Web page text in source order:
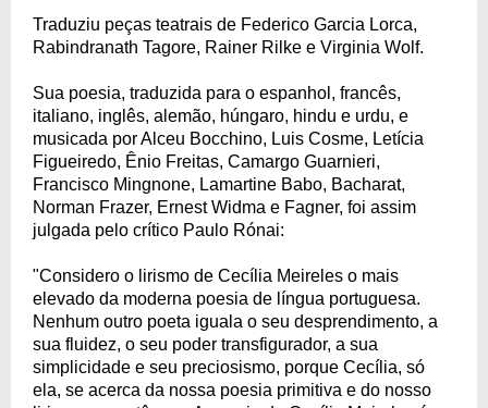
Traduziu peças teatrais de Federico Garcia Lorca,
Rabindranath Tagore, Rainer Rilke e Virginia Wolf.
Sua poesia, traduzida para o espanhol, francês,
italiano, inglês, alemão, húngaro, hindu e urdu, e
musicada por Alceu Bocchino, Luis Cosme, Letícia
Figueiredo, Ênio Freitas, Camargo Guarnieri,
Francisco Mingnone, Lamartine Babo, Bacharat,
Norman Frazer, Ernest Widma e Fagner, foi assim
julgada pelo crítico Paulo Rónai:
"Considero o lirismo de Cecília Meireles o mais
elevado da moderna poesia de língua portuguesa.
Nenhum outro poeta iguala o seu desprendimento, a
sua fluidez, o seu poder transfigurador, a sua
simplicidade e seu preciosismo, porque Cecília, só
ela, se acerca da nossa poesia primitiva e do nosso